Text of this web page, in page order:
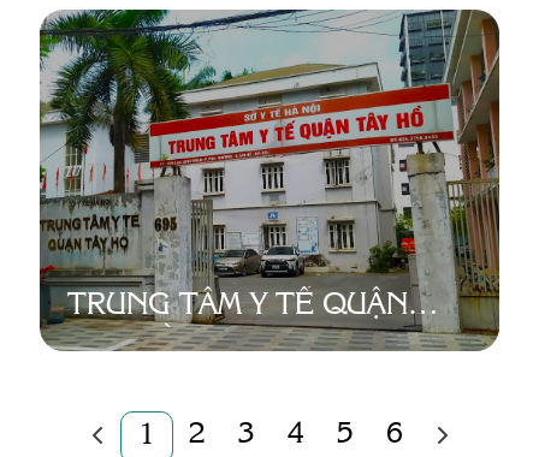
TRUNG TÂM Y TẾ QUẬN
TÂY HỒ
1 2 3 4 5 6